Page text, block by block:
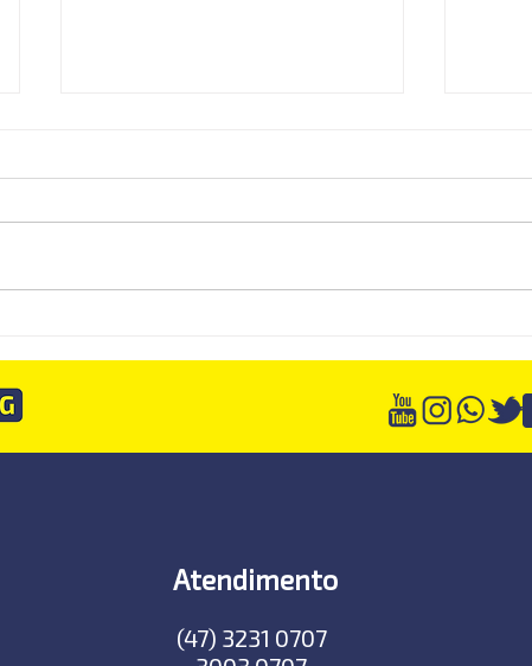
Atendimento
(47) 3231 0707